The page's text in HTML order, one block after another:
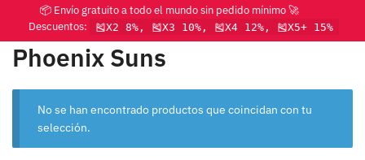
📦 Envío gratuito a todo el mundo sin pedido mínimo 🚀
Descuentos:
🎽X2 8%, 🎽X3 10%, 🎽X4 12%, 🎽X5+ 15%
Phoenix Suns
No se han encontrado productos que coincidan con tu
selección.